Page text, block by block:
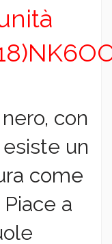
con
un
come
a